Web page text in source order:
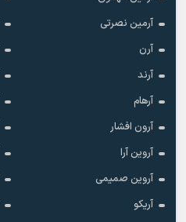
آرمین نصرتی
آرن
آرند
آرهام
آرون افشار
آروین آرا
آروین صمیمی
آریکو